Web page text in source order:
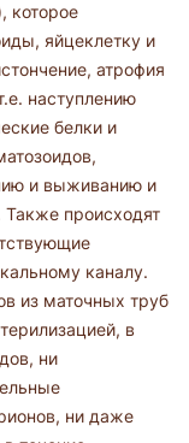
которое
яйцеклетку и
атрофия
наступлению
белки и
и выживанию и
Также происходят
каналу.
из маточных труб
в
ни
ни даже